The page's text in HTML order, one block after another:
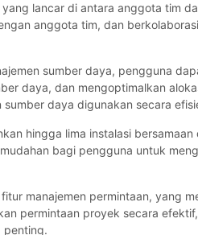
lancar di antara anggota tim
anggota tim, dan
sumber daya, pengguna
daya, dan mengoptimalkan
daya digunakan secara
hingga lima instalasi
bagi pengguna untuk
manajemen permintaan, yang
permintaan proyek secara
penting.